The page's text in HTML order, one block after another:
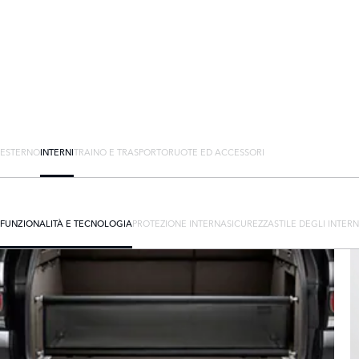
ESTERNOINTERNITRAINO E TRASPORTORUOTE ED ACCESSORI
FUNZIONALITÀ E TECNOLOGIAPROTEZIONE INTERNASICUREZZASTILE DEGLI